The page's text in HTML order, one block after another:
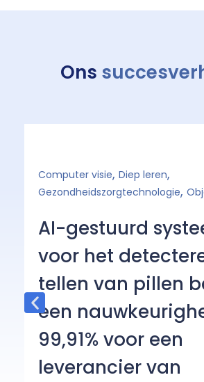
Ons
Computer visie, Diep leren,
Gezondheidszorgtechnologie,
AI-gestuurd
voor het
tellen van pillen
een
99,91% voor een
leverancier van